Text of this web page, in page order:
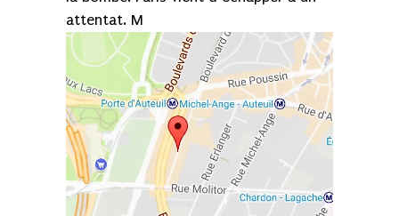
attentat. M